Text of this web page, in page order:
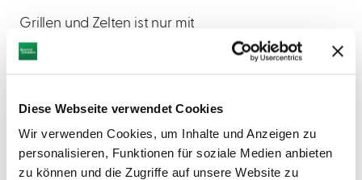
Diese Webseite verwendet Cookies
Wir verwenden Cookies, um Inhalte und Anzeigen zu
personalisieren, Funktionen für soziale Medien anbieten
zu können und die Zugriffe auf unsere Website zu
Grillen und Zelten ist nur mit
Genehmigung der Gemeinde möglich.
AUF DER KARTE ANZEIGEN